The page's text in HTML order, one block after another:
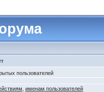
пользователей
именам пользователей